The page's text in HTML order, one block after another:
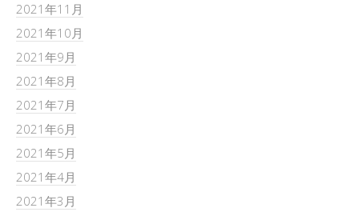
2021年11月
2021年10月
2021年9月
2021年8月
2021年7月
2021年6月
2021年5月
2021年4月
2021年3月